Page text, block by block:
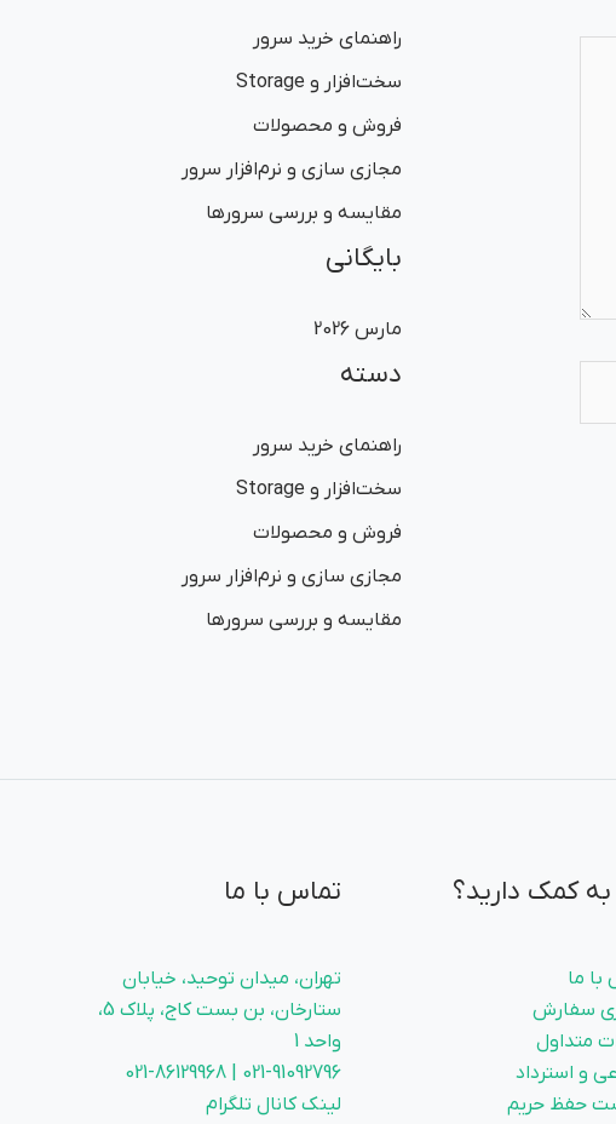
راهنمای خرید سرور
سخت‌افزار و Storage
فروش و محصولات
مجازی سازی و نرم‌افزار سرور
مقایسه و بررسی سرورها
بایگانی
مارس 2026
دسته
راهنمای خرید سرور
سخت‌افزار و Storage
فروش و محصولات
مجازی سازی و نرم‌افزار سرور
مقایسه و بررسی سرورها
به کمک دارید؟
ما
سفارش
متداول
و استرداد
حفظ حریم
تماس با ما
تهران، میدان توحید، خیابان
ستارخان، بن بست کاج، پلاک 5،
واحد 1
021-91092796 | 021-86129968
لینک کانال تلگرام